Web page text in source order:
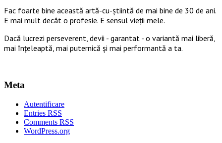
Fac foarte bine această artă-cu-știintă de mai bine de 30 de ani.
E mai mult decât o profesie. E sensul vieții mele.
Dacă lucrezi perseverent, devii - garantat - o variantă mai liberă,
mai înțeleaptă, mai puternică și mai performantă a ta.
Meta
Autentificare
Entries RSS
Comments RSS
WordPress.org